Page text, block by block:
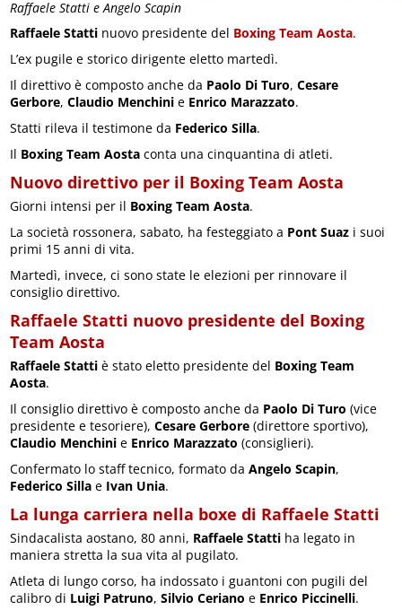
Raffaele Statti e Angelo Scapin
Raffaele Statti nuovo presidente del Boxing Team Aosta.
L’ex pugile e storico dirigente eletto martedì.
Il direttivo è composto anche da Paolo Di Turo,Cesare
Gerbore,Claudio Menchini e Enrico Marazzato.
Statti rileva il testimone da Federico Silla.
Il Boxing Team Aosta conta una cinquantina di atleti.
Nuovo direttivo per il Boxing Team Aosta
Giorni intensi per il Boxing Team Aosta.
La società rossonera, sabato, ha festeggiato a Pont Suaz i suoi
primi 15 anni di vita.
Martedì, invece, ci sono state le elezioni per rinnovare il
consiglio direttivo.
Raffaele Statti nuovo presidente del Boxing
Team Aosta
Raffaele Statti è stato eletto presidente del Boxing Team
Aosta.
Il consiglio direttivo è composto anche da Paolo Di Turo (vice
presidente e tesoriere),Cesare Gerbore (direttore sportivo),
Claudio Menchini e Enrico Marazzato (consiglieri).
Confermato lo staff tecnico, formato daAngelo Scapin,
Federico Silla e Ivan Unia.
La lunga carriera nella boxe di Raffaele Statti
Sindacalista aostano, 80 anni, Raffaele Statti ha legato in
maniera stretta la sua vita al pugilato.
Atleta di lungo corso, ha indossato i guantoni con pugili del
calibro di Luigi Patruno,Silvio Ceriano e Enrico Piccinelli.